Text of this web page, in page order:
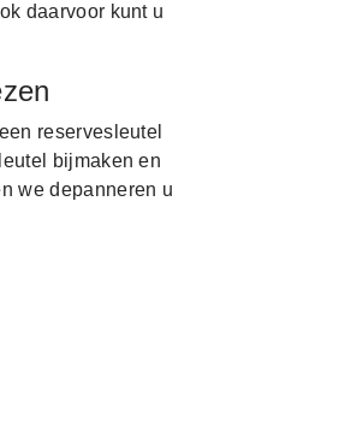
daarvoor kunt u
reservesleutel
bijmaken en
we depanneren u